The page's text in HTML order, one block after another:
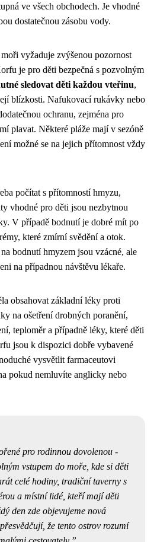
ve všech obchodech. Je vhodné
dostatečnou zásobu vody.
vyžaduje zvýšenou pozornost
je pro děti bezpečná s pozvolným
sledovat děti každou vteřinu,
blízkosti. Nafukovací rukávky nebo
ochranu, zejména pro
plavat. Některé pláže mají v sezóně
možné se na jejich přítomnost vždy
počítat s přítomností hmyzu,
vhodné pro děti jsou nezbytnou
V případě bodnutí je dobré mít po
které zmírní svědění a otok.
bodnutí hmyzem jsou vzácné, ale
na případnou návštěvu lékaře.
obsahovat základní léky proti
na ošetření drobných poranění,
teploměr a případně léky, které děti
jsou k dispozici dobře vybavené
vysvětlit farmaceutovi
pokud nemluvíte anglicky nebo
pro rodinnou dovolenou -
vstupem do moře, kde si děti
celé hodiny, tradiční taverny s
a místní lidé, kteří mají děti
den zde objevujeme nová
že tento ostrov rozumí